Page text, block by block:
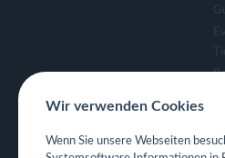
Wir verwenden Cookies
Wenn Sie unsere Webseiten